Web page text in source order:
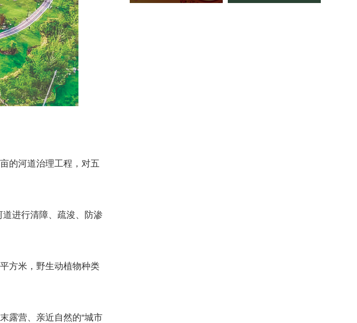
的河道治理工程，对五
进行清障、疏浚、防渗
方米，野生动植物种类
露营、亲近自然的“城市